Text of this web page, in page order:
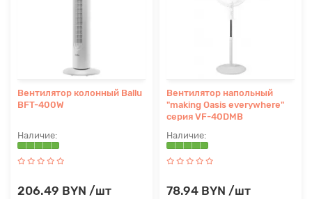
Вентилятор колонный Ballu
BFT-400W
206.49 BYN /шт
Вентилятор напольный
"making Oasis everywhere"
серия VF-40DMB
78.94 BYN /шт